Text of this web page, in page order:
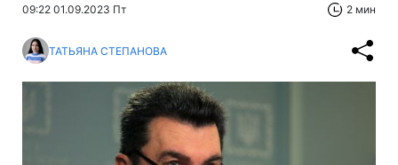
09:22 01.09.2023 Пт 2 мин
ТАТЬЯНА СТЕПАНОВА